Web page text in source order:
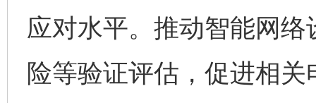
应对水平。推动智能网
险等验证评估，促进相